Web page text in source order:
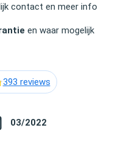
contact en meer info
en waar mogelijk
393 reviews
03/2022